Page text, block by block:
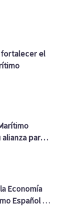
fortalecer el
para
Nacional
Economía
Español y
alianzas